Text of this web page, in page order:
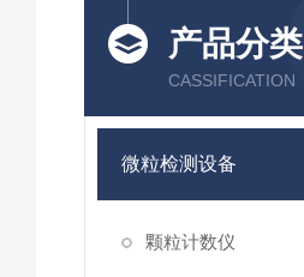
产品分类
CASSIFICATION
微粒检测设备
颗粒计数仪